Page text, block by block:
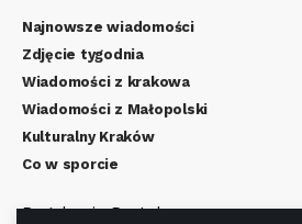
Najnowsze wiadomości
Zdjęcie tygodnia
Wiadomości z krakowa
Wiadomości z Małopolski
Kulturalny Kraków
Co w sporcie
Regulamin Portalu